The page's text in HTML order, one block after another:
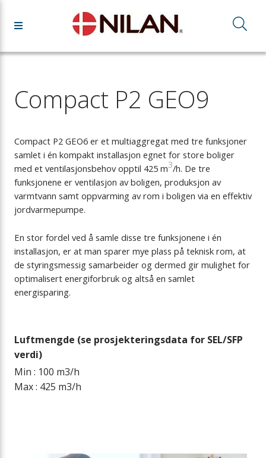
Compact P2 GEO9
Compact P2 GEO6 er et multiaggregat med tre funksjoner
samlet i én kompakt installasjon egnet for store boliger
med et ventilasjonsbehov opptil 425 m3/h. De tre
funksjonene er ventilasjon av boligen, produksjon av
varmtvann samt oppvarming av rom i boligen via en effektiv
jordvarmepumpe.
En stor fordel ved å samle disse tre funksjonene i én
installasjon, er at man sparer mye plass på teknisk rom, at
de styringsmessig samarbeider og dermed gir mulighet for
optimalisert energiforbruk og altså en samlet
energisparing.
Luftmengde (se prosjekteringsdata for SEL/SFP
verdi)
Min : 100 m3/h
Max : 425 m3/h